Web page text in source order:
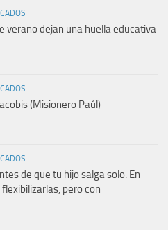
verano dejan una huella educativa
(Misionero Paúl)
de que tu hijo salga solo. En
pero con